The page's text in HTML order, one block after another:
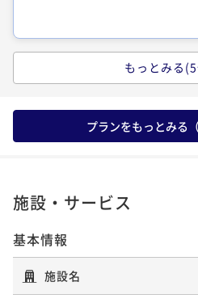
クラシック和洋室
36平米 禁煙 無料Wi-Fi
和洋室（ツ
もっとみる
プランをもっとみる
施設・サービス
基本情報
施設名